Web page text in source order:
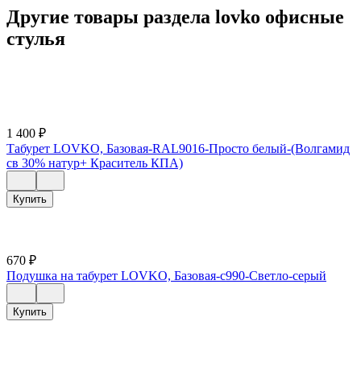
Другие товары раздела lovko офисные
стулья
1 400 ₽
Табурет LOVKO, Базовая-RAL9016-Просто белый-(Волгамид
св 30% натур+ Краситель КПА)
Купить
670 ₽
Подушка на табурет LOVKO, Базовая-c990-Светло-серый
Купить